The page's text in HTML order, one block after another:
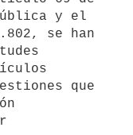
y el
se han
que